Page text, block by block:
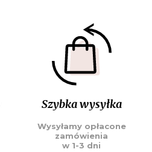
Szybka wysyłka
Wysyłamy opłacone
zamówienia
w 1-3 dni